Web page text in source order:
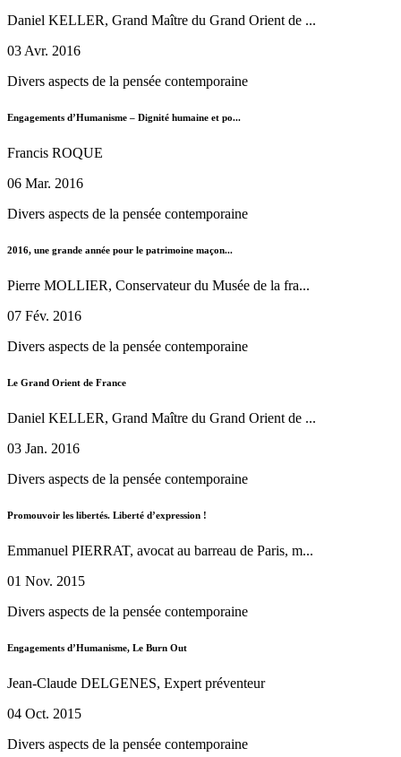
Daniel KELLER, Grand Maître du Grand Orient de ...
03 Avr. 2016
Divers aspects de la pensée contemporaine
Engagements d’Humanisme – Dignité humaine et po...
Francis ROQUE
06 Mar. 2016
Divers aspects de la pensée contemporaine
2016, une grande année pour le patrimoine maçon...
Pierre MOLLIER, Conservateur du Musée de la fra...
07 Fév. 2016
Divers aspects de la pensée contemporaine
Le Grand Orient de France
Daniel KELLER, Grand Maître du Grand Orient de ...
03 Jan. 2016
Divers aspects de la pensée contemporaine
Promouvoir les libertés. Liberté d’expression !
Emmanuel PIERRAT, avocat au barreau de Paris, m...
01 Nov. 2015
Divers aspects de la pensée contemporaine
Engagements d’Humanisme, Le Burn Out
Jean-Claude DELGENES, Expert préventeur
04 Oct. 2015
Divers aspects de la pensée contemporaine